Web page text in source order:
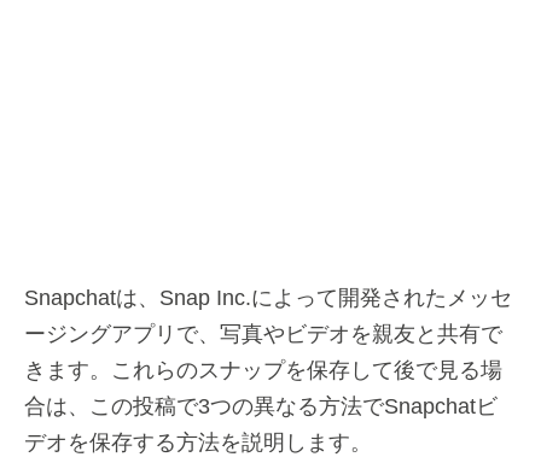
Snapchatは、Snap Inc.によって開発されたメッセ
ージングアプリで、写真やビデオを親友と共有で
きます。これらのスナップを保存して後で見る場
合は、この投稿で3つの異なる方法でSnapchatビ
デオを保存する方法を説明します。